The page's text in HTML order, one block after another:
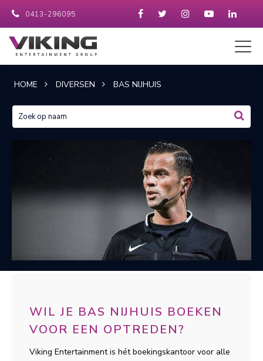
0413-296095
HOME DIVERSEN BAS NIJHUIS
WIL JE BAS NIJHUIS BOEKEN
VOOR EEN OPTREDEN?
Viking Entertainment is hét boekingskantoor voor alle